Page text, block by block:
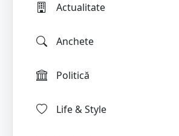
Actualitate
Anchete
Politică
Life & Style